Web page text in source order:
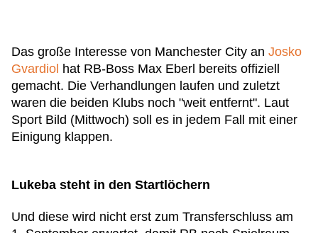
Das große Interesse von Manchester City an Josko
Gvardiol hat RB-Boss Max Eberl bereits offiziell
gemacht. Die Verhandlungen laufen und zuletzt
waren die beiden Klubs noch "weit entfernt". Laut
Sport Bild (Mittwoch) soll es in jedem Fall mit einer
Einigung klappen.
Lukeba steht in den Startlöchern
Und diese wird nicht erst zum Transferschluss am